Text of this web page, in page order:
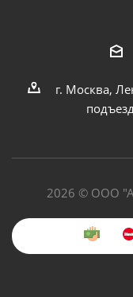
г. Москва,
2026 © ООО